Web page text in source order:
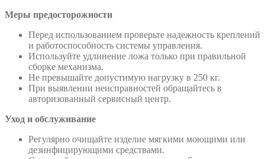
Меры предосторожности
Перед использованием проверьте надежность креплений
и работоспособность системы управления.
Используйте удлинение ложа только при правильной
сборке механизма.
Не превышайте допустимую нагрузку в 250 кг.
При выявлении неисправностей обращайтесь в
авторизованный сервисный центр.
Уход и обслуживание
Регулярно очищайте изделие мягкими моющими или
дезинфицирующими средствами.